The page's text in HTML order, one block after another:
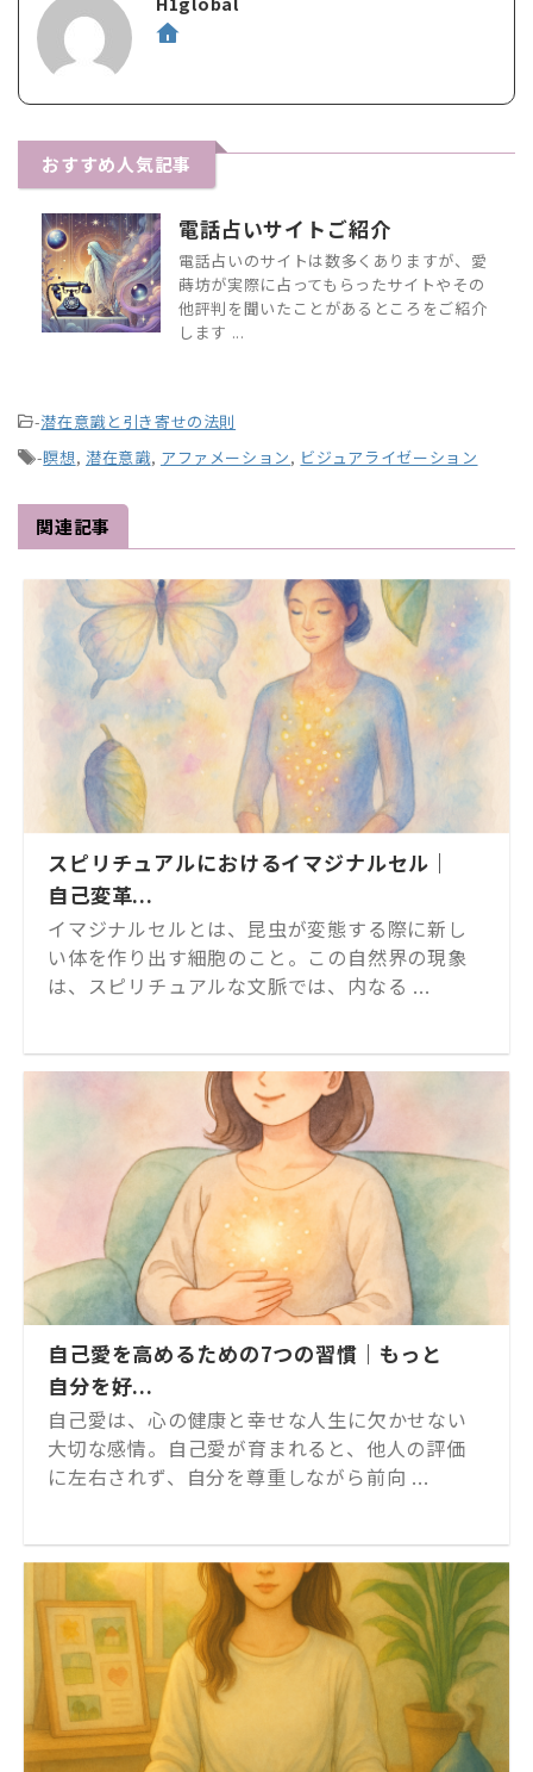
おすすめ人気記事
電話占いサイトご紹介
電話占いのサイトは数多くありますが、愛
蒔坊が実際に占ってもらったサイトやその
他評判を聞いたことがあるところをご紹介
します ...
-潜在意識と引き寄せの法則
-瞑想, 潜在意識, アファメーション, ビジュアライゼーション
関連記事
スピリチュアルにおけるイマジナルセル｜
自己変革...
イマジナルセルとは、昆虫が変態する際に新し
い体を作り出す細胞のこと。この自然界の現象
は、スピリチュアルな文脈では、内なる ...
自己愛を高めるための7つの習慣｜もっと
自分を好...
自己愛は、心の健康と幸せな人生に欠かせない
大切な感情。自己愛が育まれると、他人の評価
に左右されず、自分を尊重しながら前向 ...